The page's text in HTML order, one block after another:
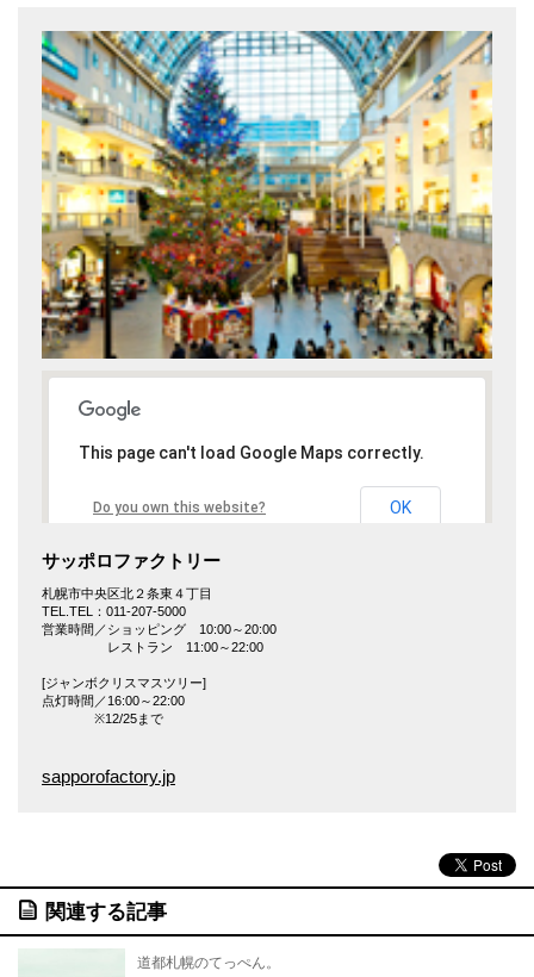
This page can't load Google Maps correctly.
Do you own this website? OK
サッポロファクトリー
札幌市中央区北２条東４丁目
TEL.TEL：011-207-5000
営業時間／ショッピング 10:00～20:00
レストラン 11:00～22:00
[ジャンボクリスマスツリー]
点灯時間／16:00～22:00
※12/25まで
sapporofactory.jp
関連する記事
道都札幌のてっぺん。